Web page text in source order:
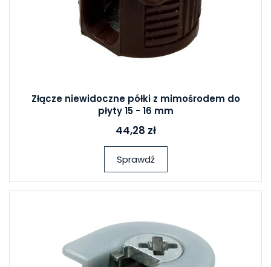
Złącze niewidoczne półki z mimośrodem do
płyty 15 - 16 mm
44,28 zł
Sprawdź